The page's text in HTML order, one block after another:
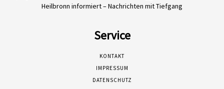
Heilbronn informiert – Nachrichten mit Tiefgang
Service
KONTAKT
IMPRESSUM
DATENSCHUTZ